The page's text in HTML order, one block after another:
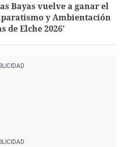
Bayas vuelve a ganar el
y Ambientación
de Elche 2026'